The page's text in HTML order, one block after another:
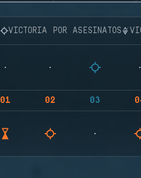
VICTORIA POR ASESINATOS
01 02 03